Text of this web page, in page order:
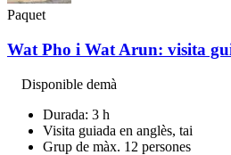
Paquet
Wat Pho i Wat Arun: visita
Disponible demà
Durada: 3 h
Visita guiada en anglès, tai
Grup de màx. 12 persones